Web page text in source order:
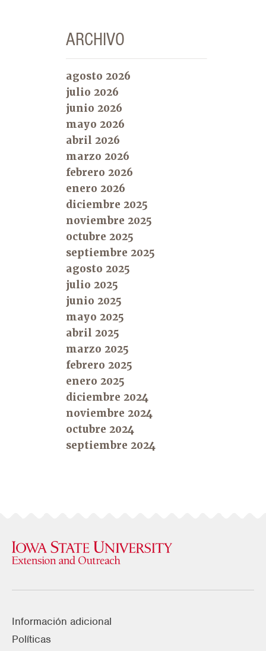
ARCHIVO
agosto 2026
julio 2026
junio 2026
mayo 2026
abril 2026
marzo 2026
febrero 2026
enero 2026
diciembre 2025
noviembre 2025
octubre 2025
septiembre 2025
agosto 2025
julio 2025
junio 2025
mayo 2025
abril 2025
marzo 2025
febrero 2025
enero 2025
diciembre 2024
noviembre 2024
octubre 2024
septiembre 2024
Información adicional
Políticas